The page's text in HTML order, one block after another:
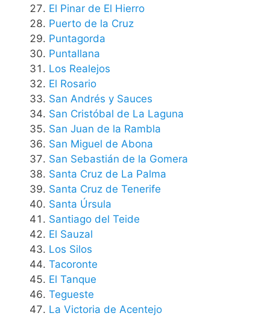
El Pinar de El Hierro
Puerto de la Cruz
Puntagorda
Puntallana
Los Realejos
El Rosario
San Andrés y Sauces
San Cristóbal de La Laguna
San Juan de la Rambla
San Miguel de Abona
San Sebastián de la Gomera
Santa Cruz de La Palma
Santa Cruz de Tenerife
Santa Úrsula
Santiago del Teide
El Sauzal
Los Silos
Tacoronte
El Tanque
Tegueste
La Victoria de Acentejo